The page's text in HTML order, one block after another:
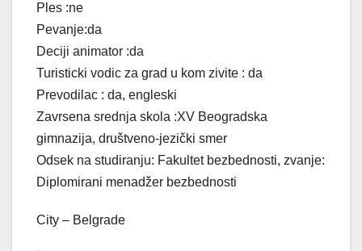
Ples :ne
Pevanje:da
Deciji animator :da
Turisticki vodic za grad u kom zivite : da
Prevodilac : da, engleski
Zavrsena srednja skola :XV Beogradska
gimnazija, društveno-jezički smer
Odsek na studiranju: Fakultet bezbednosti, zvanje:
Diplomirani menadžer bezbednosti
City – Belgrade